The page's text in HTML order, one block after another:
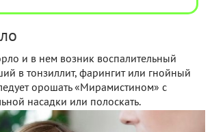
и в нем возник воспалительный
в тонзиллит, фарингит или гнойный
орошать «Мирамистином» с
насадки или полоскать.